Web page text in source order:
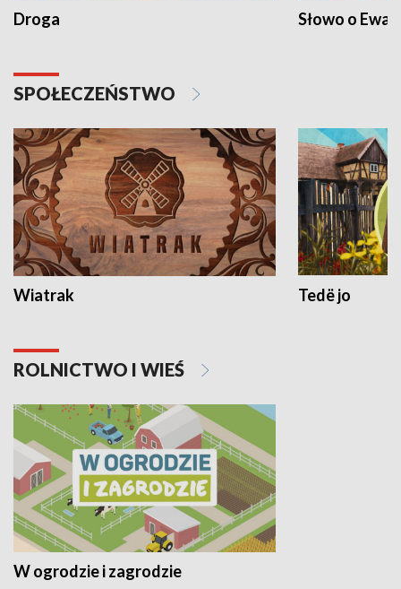
Droga Słowo o
SPOŁECZEŃSTWO
Wiatrak Tedë jo
ROLNICTWO I WIEŚ
W ogrodzie i zagrodzie